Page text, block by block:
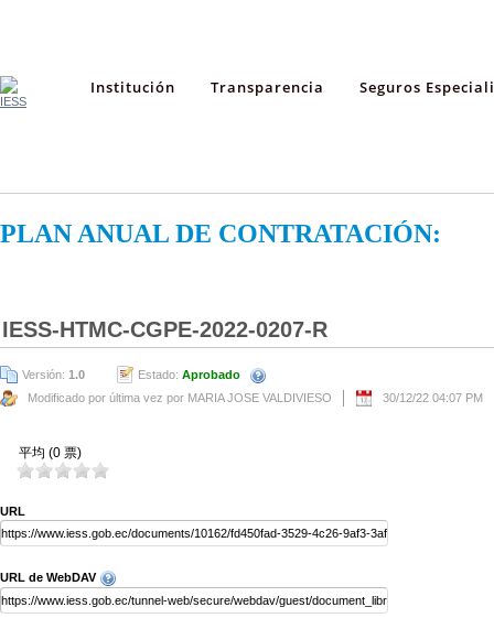
Institución Transparencia Seguros
PLAN ANUAL DE CONTRATACIÓN:
IESS-HTMC-CGPE-2022-0207-R
Versión: 1.0 Estado: Aprobado
Modificado por última vez por MARIA JOSE VALDIVIESO
30/12/22 04:07 PM
平均 (0 票)
URL
URL de WebDAV